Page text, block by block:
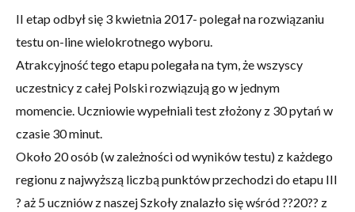
II etap odbył się 3 kwietnia 2017- polegał na rozwiązaniu
testu on-line wielokrotnego wyboru.
Atrakcyjność tego etapu polegała na tym, że wszyscy
uczestnicy z całej Polski rozwiązują go w jednym
momencie. Uczniowie wypełniali test złożony z 30 pytań w
czasie 30 minut.
Około 20 osób (w zależności od wyników testu) z każdego
regionu z najwyższą liczbą punktów przechodzi do etapu III
? aż 5 uczniów z naszej Szkoły znalazło się wśród ??20?? z